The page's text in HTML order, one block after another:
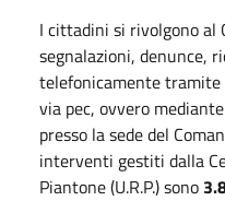
I cittadini si rivolgono al
segnalazioni, denunce,
telefonicamente
via pec, ovvero
presso la sede del
interventi gestiti dalla
Piantone (U.R.P.) sono